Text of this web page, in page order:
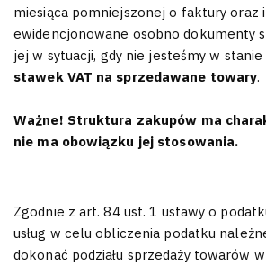
miesiąca pomniejszonej o faktury oraz
ewidencjonowane osobno dokumenty
jej w sytuacji, gdy nie jesteśmy w stanie
stawek VAT na sprzedawane towary.
Ważne! Struktura zakupów ma
nie ma obowiązku jej stosowania.
Zgodnie z art. 84 ust. 1 ustawy o
usług w celu obliczenia podatku
dokonać podziału sprzedaży towarów